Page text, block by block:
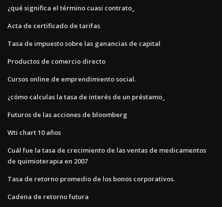
¿qué significa el término cuasi contrato_
Acta de certificado de tarifas
Tasa de impuesto sobre las ganancias de capital
Productos de comercio directo
Cursos online de emprendimiento social.
¿cómo calculas la tasa de interés de un préstamo_
Futuros de las acciones de bloomberg
Wti chart 10 años
Cuál fue la tasa de crecimiento de las ventas de medicamentos
de quimioterapia en 2007
Tasa de retorno promedio de los bonos corporativos.
Cadena de retorno futura